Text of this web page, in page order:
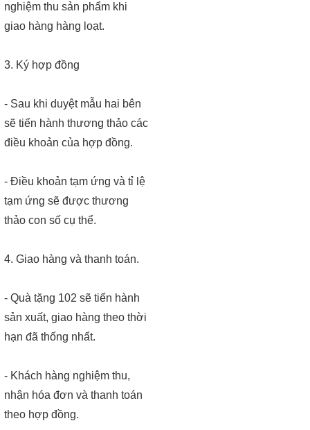
nghiệm thu sản phẩm khi
giao hàng hàng loạt.
3. Ký hợp đồng
- Sau khi duyệt mẫu hai bên
sẽ tiến hành thương thảo các
điều khoản của hợp đồng.
- Điều khoản tạm ứng và tỉ lệ
tạm ứng sẽ được thương
thảo con số cụ thể.
4. Giao hàng và thanh toán.
- Quà tặng 102 sẽ tiến hành
sản xuất, giao hàng theo thời
hạn đã thống nhất.
- Khách hàng nghiệm thu,
nhận hóa đơn và thanh toán
theo hợp đồng.